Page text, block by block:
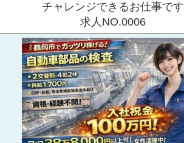
チャレンジできるお仕事です
求人NO.0006